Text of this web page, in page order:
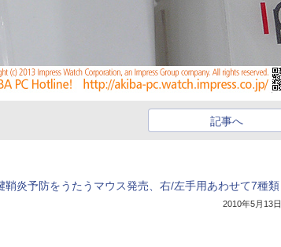
記事へ
鞘炎予防をうたうマウス発売、右/左手用あわせて7種類
2010年5月13日